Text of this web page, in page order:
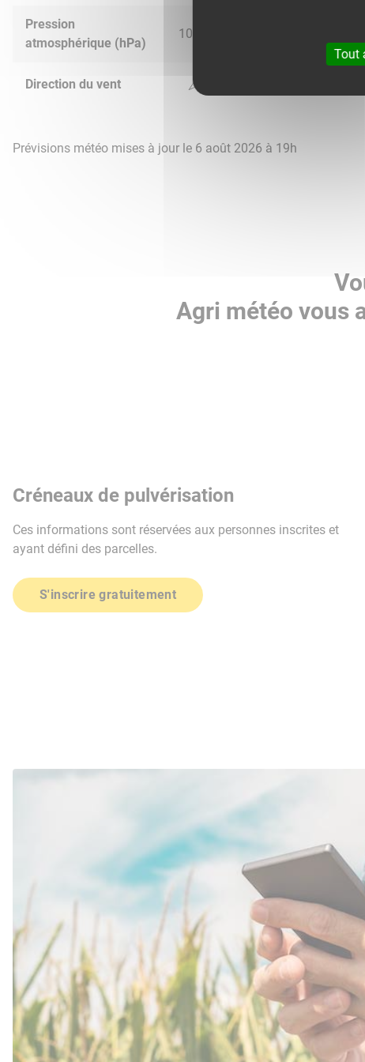
Pression
atmosphérique (hPa)
1018.0
Direction du vent
Prévisions météo mises à jour le 6 août 2026 à 19h
Agri météo vous
Créneaux de pulvérisation
Ces informations sont réservées aux personnes inscrites et
ayant défini des parcelles.
S'inscrire gratuitement
Tout